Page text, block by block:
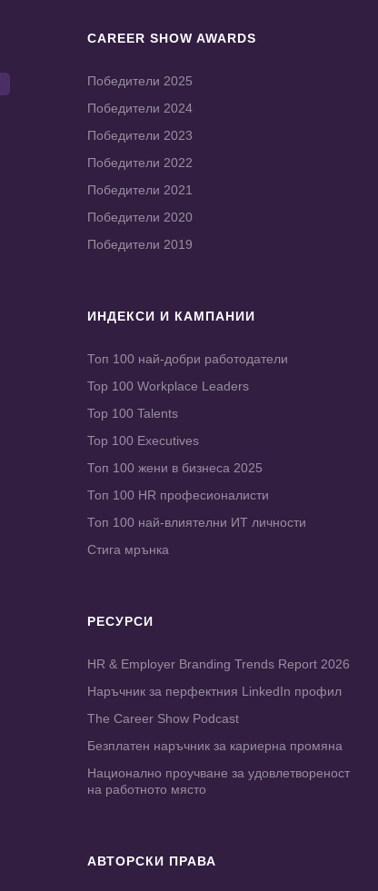
CAREER SHOW AWARDS
Победители 2025
Победители 2024
Победители 2023
Победители 2022
Победители 2021
Победители 2020
Победители 2019
ИНДЕКСИ И КАМПАНИИ
Топ 100 най-добри работодатели
Top 100 Workplace Leaders
Top 100 Talents
Top 100 Executives
Топ 100 жени в бизнеса 2025
Топ 100 HR професионалисти
Топ 100 най-влиятелни ИТ личности
Стига мрънка
РЕСУРСИ
HR & Employer Branding Trends Report 2026
Наръчник за перфектния LinkedIn профил
The Career Show Podcast
Безплатен наръчник за кариерна промяна
Национално проучване за удовлетвореност
на работното място
АВТОРСКИ ПРАВА